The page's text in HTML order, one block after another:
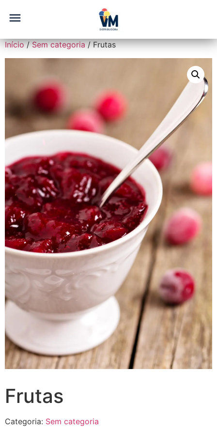
Início/Sem categoria/ Frutas
Frutas
Categoria: Sem categoria